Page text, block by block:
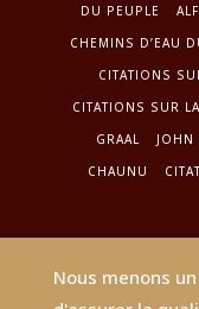
DU PEUPLE
CHEMINS D’EAU
CITATIONS
CITATIONS SUR
GRAAL
JOHN
CHAUNU
Nous menons